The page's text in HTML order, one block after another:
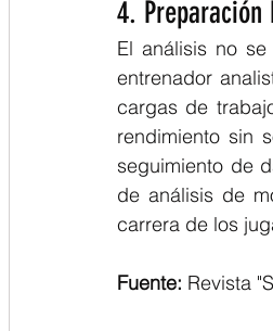
4. Preparación
El análisis no
entrenador
cargas de
rendimiento sin
seguimiento de
de análisis de
carrera de los
Fuente: Revista